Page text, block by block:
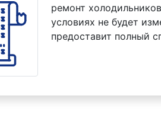
ремонт
условиях не будет
предоставит полный